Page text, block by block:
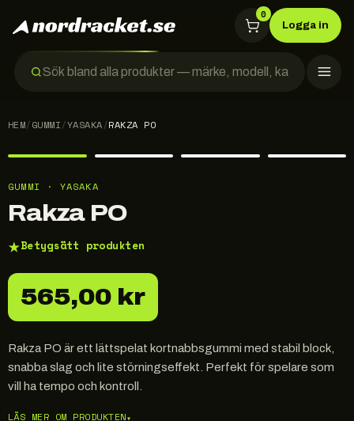
0
Logga in
HEM/GUMMI/YASAKA/RAKZA PO
GUMMI · YASAKA
Rakza PO
★Betygsätt produkten
565,00 kr
Rakza PO är ett lättspelat kortnabbsgummi med stabil block,
snabba slag och lite störningseffekt. Perfekt för spelare som
vill ha tempo och kontroll.
LÄS MER OM PRODUKTEN▾